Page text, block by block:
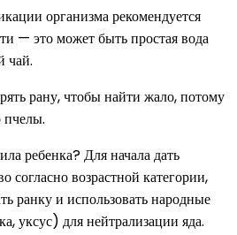
организма рекомендуется
— это может быть простая вода
чай.
рану, чтобы найти жало, потому
пчелы.
ребенка? Для начала дать
согласно возрастной категории,
ранку и использовать народные
уксус) для нейтрализации яда.